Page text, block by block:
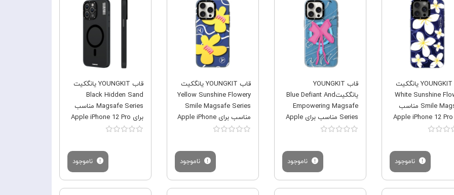
قاب YOUNGKIT یانگکیت
White Sunshine
Smile Magsafe مناسب
برای Apple iPhone 12 Pro
ناموجود
قاب YOUNGKIT
یانگکیتBlue Defiant And
Empowering Magsafe
Series مناسب برای Apple
iPhone 12 Pro Max
ناموجود
قاب YOUNGKIT یانگکیت
Yellow Sunshine Flowery
Smile Magsafe Series
مناسب برای Apple iPhone
12 Pro Max
ناموجود
قاب YOUNGKIT یانگکیت
Black Hidden Sand
Magsafe Series مناسب
برای Apple iPhone 12 Pro
Max
ناموجود